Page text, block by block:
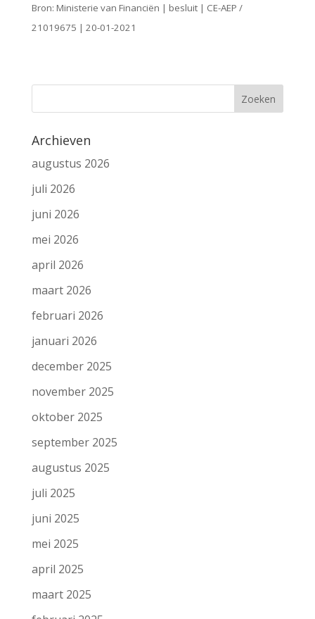
Bron: Ministerie van Financiën | besluit | CE-AEP /
21019675 | 20-01-2021
Archieven
augustus 2026
juli 2026
juni 2026
mei 2026
april 2026
maart 2026
februari 2026
januari 2026
december 2025
november 2025
oktober 2025
september 2025
augustus 2025
juli 2025
juni 2025
mei 2025
april 2025
maart 2025